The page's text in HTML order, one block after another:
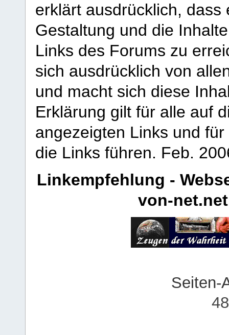
erklärt ausdrücklich,
Gestaltung und die
Links des Forums zu
sich ausdrücklich von
und macht sich diese
Erklärung gilt für alle auf
angezeigten Links und
die Links führen. Feb.
Linkempfehlung -
von-net.net
Seiten-